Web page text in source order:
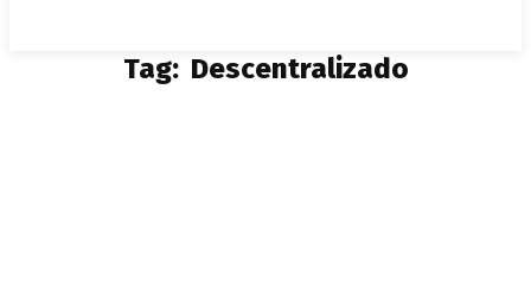
Tag: Descentralizado